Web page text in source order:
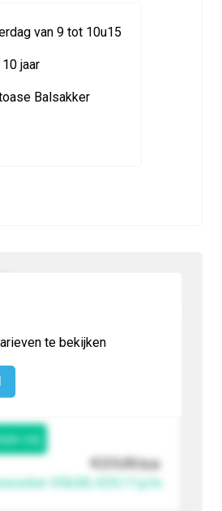
van 9 tot 10u15
jaar
Balsakker
te bekijken
2026 t.e.m. 5 juni 2027
vrij
€225,00/p.p.
€50,00, €29,17p/m